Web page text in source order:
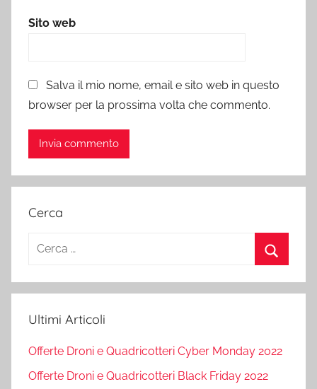
Sito web
Salva il mio nome, email e sito web in questo
browser per la prossima volta che commento.
Cerca
Ricerca
Ultimi Articoli
Offerte Droni e Quadricotteri Cyber Monday 2022
Offerte Droni e Quadricotteri Black Friday 2022